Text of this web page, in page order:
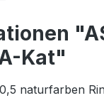
Kat"
naturfarben